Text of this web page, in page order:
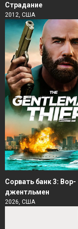
Страдание
2012, США
Сорвать банк 3: Вор-
джентльмен
2026, США